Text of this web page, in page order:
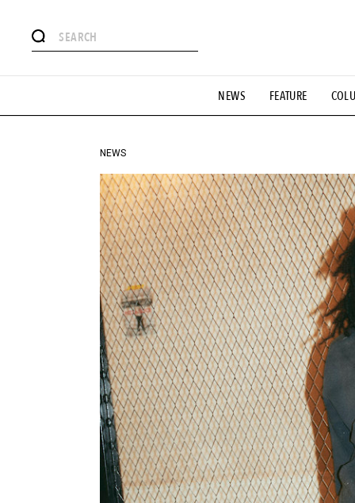
NEWS FEATURE
#憧れの逸品 #ESSENTIAL
#GH 銘品の所以 #フイナムのYouTube #Commune H
#HANDSOME HANDBOOK
NEWS